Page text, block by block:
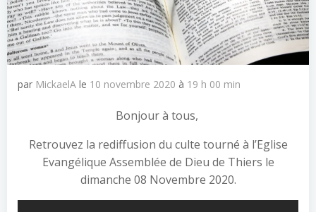
par MickaelA le 10 novembre 2020 à 19 h 00 min
Bonjour à tous,
Retrouvez la rediffusion du culte tourné à l’Eglise
Evangélique Assemblée de Dieu de Thiers le
dimanche 08 Novembre 2020.